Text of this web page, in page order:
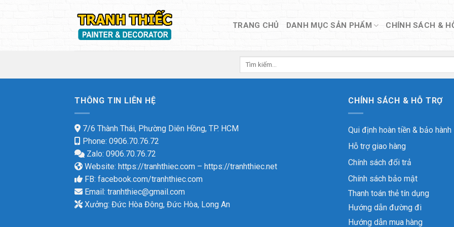
TRANG CHỦ DANH MỤC SẢN PHẨM CHÍNH SÁCH &
Tìm
THÔNG TIN LIÊN HỆ
7/6 Thành Thái, Phường Diên Hồng, TP. HCM
Phone: 0906.70.76.72
Zalo: 0906.70.76.72
Website: https://tranhthiec.com – https://tranhthiec.net
FB: facebook.com/tranhthiec.com
Email: tranhthiec@gmail.com
Xưởng: Đức Hòa Đông, Đức Hòa, Long An
CHÍNH SÁCH & HỖ TRỢ
Qui định hoàn tiền & bảo hành
Hỗ trợ giao hàng
Chính sách đổi trả
Chính sách bảo mật
Thanh toán thẻ tín dụng
Hướng dẫn đường đi
Hướng dẫn mua hàng